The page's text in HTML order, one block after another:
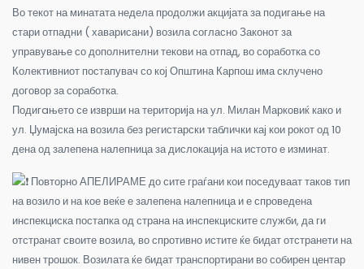
Во текот на минатата недела продолжи акцијата за подигање на
стари отпадни ( хаварисани) возила согласно Законот за
управување со дополнителни текови на отпад, во соработка со
Колективниот постапувач со кој Општина Карпош има склучено
договор за соработка.
Подигaњето се изврши на територија на ул. Милан Марковиќ како и
ул. Џумајска на возила без регистарски таблички кај кои рокот од 10
дена од залепена налепница за дислокација на истото е изминат.
Повторно АПЕЛИРАМЕ до сите граѓани кои поседуваат таков тип
на возило и на кое веќе е залепена налепница и е спроведена
инспекциска постапка од страна на инспекциските служби, да ги
отстранат своите возила, во спротивно истите ќе бидат отстранети на
нивен трошок. Возилата ќе бидат транспортирани во собирен центар